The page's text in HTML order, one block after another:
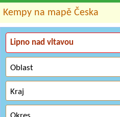
Kempy na mapě Česka